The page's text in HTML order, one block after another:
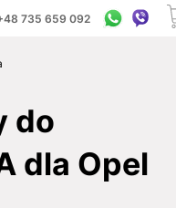
735 659 092
do
dla Opel